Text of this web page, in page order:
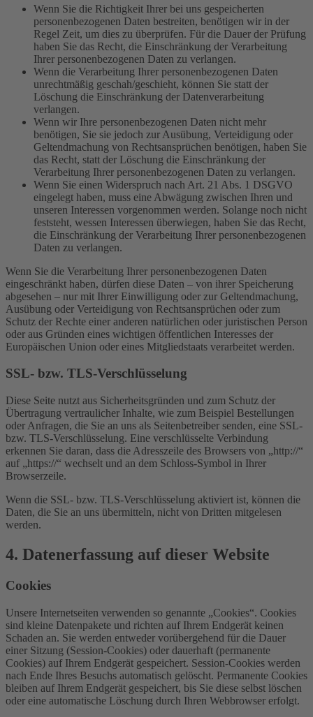
Wenn Sie die Richtigkeit Ihrer bei uns gespeicherten
personenbezogenen Daten bestreiten, benötigen wir in der
Regel Zeit, um dies zu überprüfen. Für die Dauer der Prüfung
haben Sie das Recht, die Einschränkung der Verarbeitung
Ihrer personenbezogenen Daten zu verlangen.
Wenn die Verarbeitung Ihrer personenbezogenen Daten
unrechtmäßig geschah/geschieht, können Sie statt der
Löschung die Einschränkung der Datenverarbeitung
verlangen.
Wenn wir Ihre personenbezogenen Daten nicht mehr
benötigen, Sie sie jedoch zur Ausübung, Verteidigung oder
Geltendmachung von Rechtsansprüchen benötigen, haben Sie
das Recht, statt der Löschung die Einschränkung der
Verarbeitung Ihrer personenbezogenen Daten zu verlangen.
Wenn Sie einen Widerspruch nach Art. 21 Abs. 1 DSGVO
eingelegt haben, muss eine Abwägung zwischen Ihren und
unseren Interessen vorgenommen werden. Solange noch nicht
feststeht, wessen Interessen überwiegen, haben Sie das Recht,
die Einschränkung der Verarbeitung Ihrer personenbezogenen
Daten zu verlangen.
Wenn Sie die Verarbeitung Ihrer personenbezogenen Daten
eingeschränkt haben, dürfen diese Daten – von ihrer Speicherung
abgesehen – nur mit Ihrer Einwilligung oder zur Geltendmachung,
Ausübung oder Verteidigung von Rechtsansprüchen oder zum
Schutz der Rechte einer anderen natürlichen oder juristischen Person
oder aus Gründen eines wichtigen öffentlichen Interesses der
Europäischen Union oder eines Mitgliedstaats verarbeitet werden.
SSL- bzw. TLS-Verschlüsselung
Diese Seite nutzt aus Sicherheitsgründen und zum Schutz der
Übertragung vertraulicher Inhalte, wie zum Beispiel Bestellungen
oder Anfragen, die Sie an uns als Seitenbetreiber senden, eine SSL-
bzw. TLS-Verschlüsselung. Eine verschlüsselte Verbindung
erkennen Sie daran, dass die Adresszeile des Browsers von „http://“
auf „https://“ wechselt und an dem Schloss-Symbol in Ihrer
Browserzeile.
Wenn die SSL- bzw. TLS-Verschlüsselung aktiviert ist, können die
Daten, die Sie an uns übermitteln, nicht von Dritten mitgelesen
werden.
4. Datenerfassung auf dieser Website
Cookies
Unsere Internetseiten verwenden so genannte „Cookies“. Cookies
sind kleine Datenpakete und richten auf Ihrem Endgerät keinen
Schaden an. Sie werden entweder vorübergehend für die Dauer
einer Sitzung (Session-Cookies) oder dauerhaft (permanente
Cookies) auf Ihrem Endgerät gespeichert. Session-Cookies werden
nach Ende Ihres Besuchs automatisch gelöscht. Permanente Cookies
bleiben auf Ihrem Endgerät gespeichert, bis Sie diese selbst löschen
oder eine automatische Löschung durch Ihren Webbrowser erfolgt.